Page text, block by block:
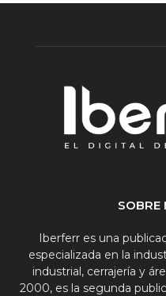
SOBRE
Iberferr es una
especializada en la
industrial, cerrajería y
2000, es la segunda